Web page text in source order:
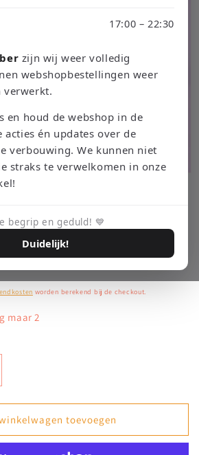
and the Seven
Boy Color
worden berekend bij de checkout.
maar 2
toevoegen
17:00 – 22:30
zijn wij weer volledig
webshopbestellingen weer
verwerkt.
en houd de webshop in de
acties én updates over de
verbouwing. We kunnen niet
straks te verwelkomen in onze
begrip en geduld! 💙
Duidelijk!